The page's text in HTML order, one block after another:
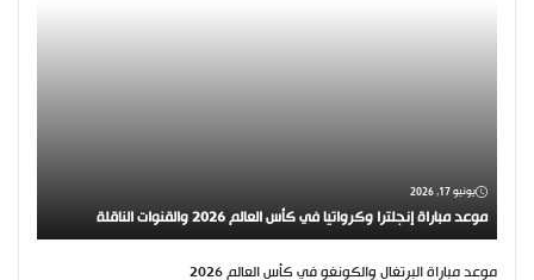
يونيو 17, 2026
موعد مباراة إنجلترا وكرواتيا في كأس العالم 2026 والقنوات الناقلة
موعد مباراة البرتغال والكونغو في كأس العالم 2026